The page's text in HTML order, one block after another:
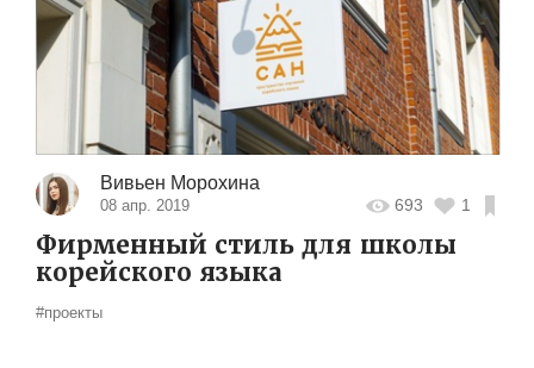
Вивьен Морохина
08 апр. 2019 693 1
Фирменный стиль для школы
корейского языка
#проекты